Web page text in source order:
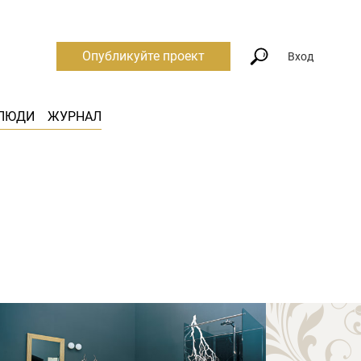
ЖУРНАЛ
Опубликуйте проект Вход